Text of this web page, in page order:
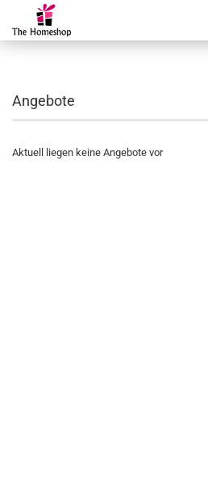
Angebote
Aktuell liegen keine Angebote vor